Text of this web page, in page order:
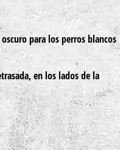
para los perros blancos
en los lados de la